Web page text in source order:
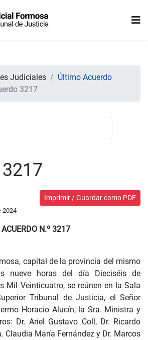
Judiciales
Último Acuerdo
3217
Imprimir / Guardar como PDF
2024
ACUERDO N.º 3217
capital de la provincia del mismo
nueve horas del día Dieciséis de
Mil Veinticuatro, se reúnen en la Sala
Tribunal de Justicia, el Señor
Horacio Alucín, la Sra. Ministra y
Dr. Ariel Gustavo Coll, Dr. Ricardo
Claudia María Fernández y Dr. Marcos